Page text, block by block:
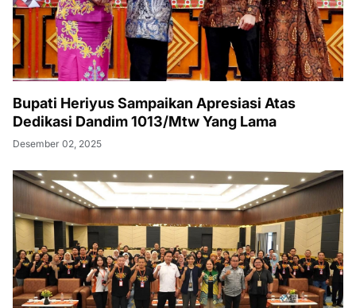
Bupati Heriyus Sampaikan Apresiasi Atas
Dedikasi Dandim 1013/Mtw Yang Lama
Desember 02, 2025